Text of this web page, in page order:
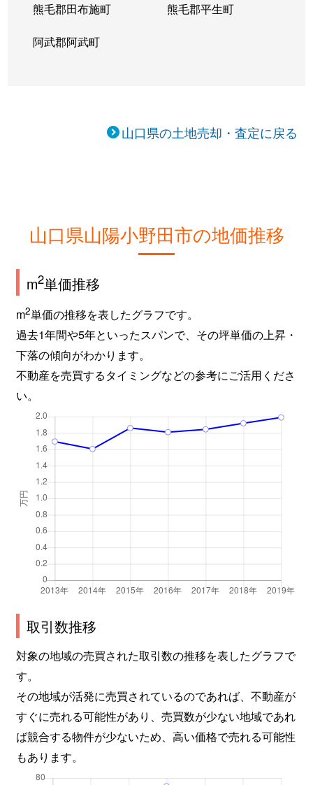
熊毛郡田布施町 熊毛郡平生町
阿武郡阿武町
山口県の土地売却・査定に戻る
山口県山陽小野田市の地価推移
m2単価推移
m2単価の推移を表したグラフです。
過去1年間や5年といったスパンで、その坪単価の上昇・
下落の傾向がわかります。
不動産を売買するタイミングなどの参考にご活用くださ
い。
取引数推移
対象の地域の売買された取引数の推移を表したグラフで
す。
その地域が活発に売買されているのであれば、不動産が
すぐに売れる可能性があり、売買数が少ない地域であれ
ば競合する物件が少ないため、高い価格で売れる可能性
もあります。